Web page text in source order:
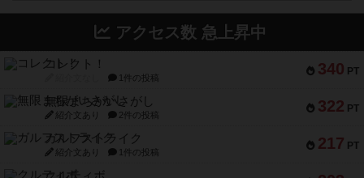
アクセス数 急上昇中
340 PT
コレクト！
1件の投稿
322 PT
無限まちがいさがし
紹介文あり 2件の投稿
217 PT
ガルフストライク
紹介文あり 1件の投稿